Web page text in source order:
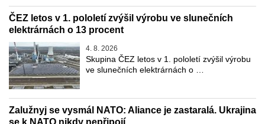
ČEZ letos v 1. pololetí zvýšil výrobu ve slunečních
elektrárnách o 13 procent
4. 8. 2026
Skupina ČEZ letos v 1. pololetí zvýšil výrobu
ve slunečních elektrárnách o …
Zalužnyj se vysmál NATO: Aliance je zastaralá. Ukrajina